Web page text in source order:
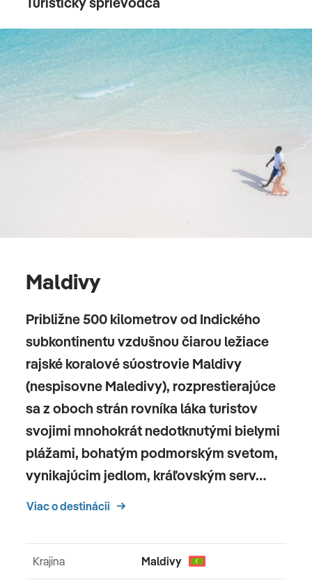
Maldivy
Približne 500 kilometrov od Indického
subkontinentu vzdušnou čiarou ležiace
rajské koralové súostrovie Maldivy
(nespisovne Maledivy), rozprestierajúce
sa z oboch strán rovníka láka turistov
svojimi mnohokrát nedotknutými bielymi
plážami, bohatým podmorským svetom,
vynikajúcim jedlom, kráľovským serv…
Viac o destinácii
Krajina Maldivy